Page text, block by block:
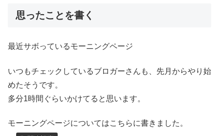
思ったことを書く
最近サボっているモーニングページ
いつもチェックしているブロガーさんも、先月からやり始
めたそうです。
多分1時間ぐらいかけてると思います。
モーニングページについてはこちらに書きました。